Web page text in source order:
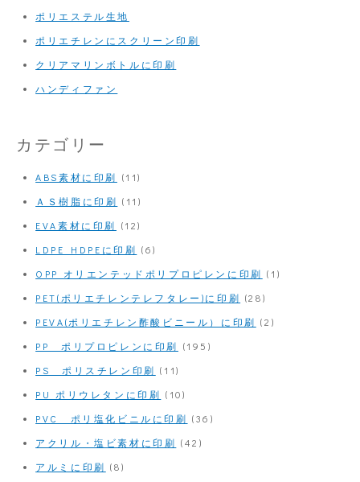
刷
ポリエステル生地
ポリエチレンにスクリーン印刷
クリアマリンボトルに印刷
ハンディファン
カテゴリー
ABS素材に印刷 (11)
ＡＳ樹脂に印刷 (11)
EVA素材に印刷 (12)
LDPE HDPEに印刷 (6)
OPP オリエンテッドポリプロピレンに印刷 (1)
PET(ポリエチレンテレフタレー)に印刷 (28)
PEVA(ポリエチレン酢酸ビニール）に印刷 (2)
PP ポリプロピレンに印刷 (195)
PS ポリスチレン印刷 (11)
PU ポリウレタンに印刷 (10)
PVC ポリ塩化ビニルに印刷 (36)
アクリル・塩ビ素材に印刷 (42)
アルミに印刷 (8)